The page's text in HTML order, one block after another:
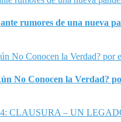
rumores de una nueva
No Conocen la Verdad?